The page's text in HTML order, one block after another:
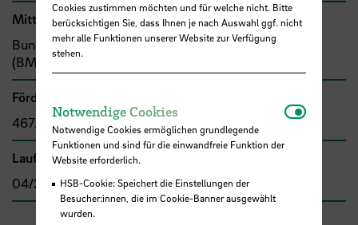
Mittel- bzw. Auftragsgeber
Bund, Bundesministerium für Bildung und Forschung
(BMBF)
Förder- bzw. Auftragssumme
467.802,00 €
Laufzeit
04/2018 - 07/2021
Cookies zustimmen möchten und für welche nicht. Bitte
berücksichtigen Sie, dass Ihnen je nach Auswahl ggf. nicht
mehr alle Funktionen unserer Website zur Verfügung
stehen.
Notwendige Cookies
Notwendige Cookies ermöglichen grundlegende
Funktionen und sind für die einwandfreie Funktion der
Website erforderlich.
HSB-Cookie: Speichert die Einstellungen der
Besucher:innen, die im Cookie-Banner ausgewählt
wurden.